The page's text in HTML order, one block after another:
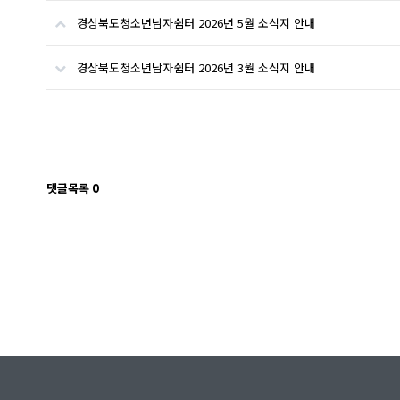
경상북도청소년남자쉼터 2026년 5월 소식지 안내
경상북도청소년남자쉼터 2026년 3월 소식지 안내
댓글목록 0